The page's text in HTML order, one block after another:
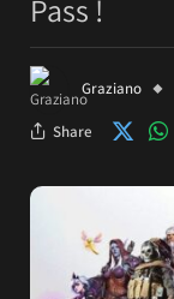
Pass !
Graziano
Share